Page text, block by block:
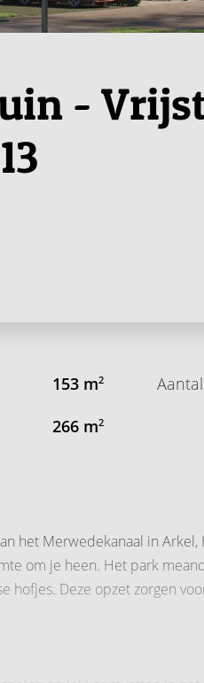
-
153 m2
266 m2
het Merwedekanaal in
om je heen. Het park
hofjes. Deze opzet zorgen